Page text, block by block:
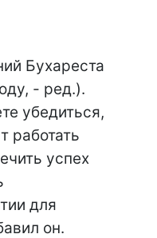
Бухареста
- ред.).
убедиться,
работать
успех
для
он.